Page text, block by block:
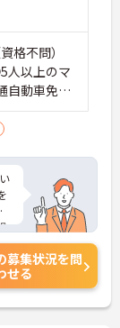
格不問）
人以上のマ
自動車免許
有資格者
士な
募集状況を問
せる